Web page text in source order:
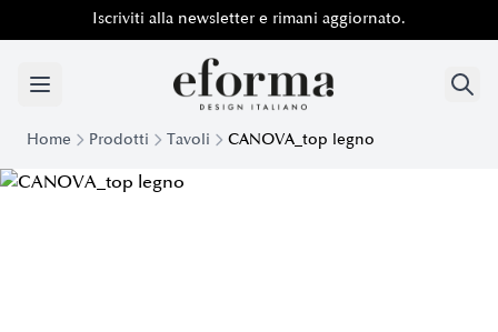
Iscriviti alla newsletter e rimani aggiornato.
Home Prodotti Tavoli CANOVA_top legno
Tavolo Canova con top in legno | Eforma